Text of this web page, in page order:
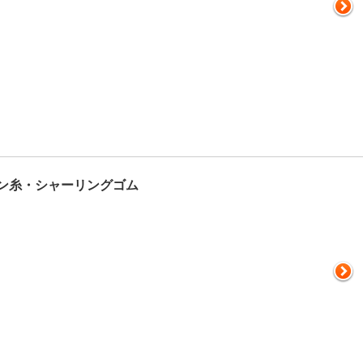
糸・シャーリングゴム